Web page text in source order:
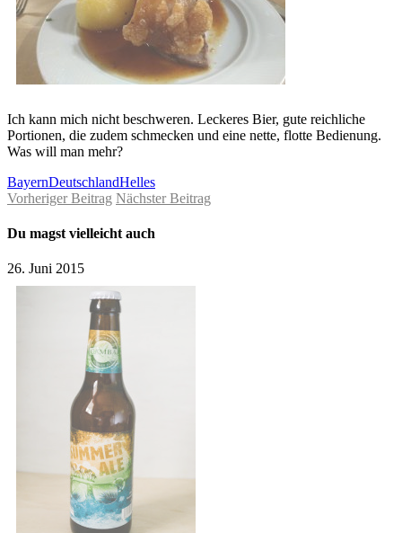
Ich kann mich nicht beschweren. Leckeres Bier, gute reichliche
Portionen, die zudem schmecken und eine nette, flotte Bedienung.
Was will man mehr?
BayernDeutschlandHelles
Vorheriger Beitrag Nächster Beitrag
Du magst vielleicht auch
26. Juni 2015